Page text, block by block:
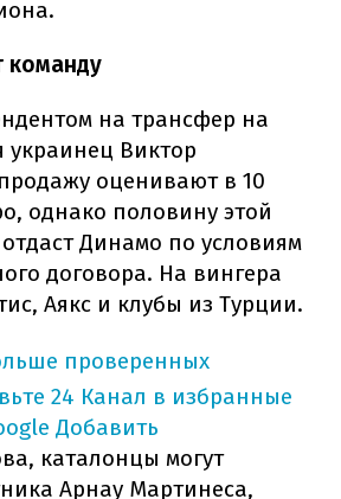
команду
на трансфер на
украинец Виктор
оценивают в 10
однако половину этой
Динамо по условиям
договора. На вингера
Аякс и клубы из Турции.
проверенных
24 Канал в избранные
Добавить
каталонцы могут
Арнау Мартинеса,